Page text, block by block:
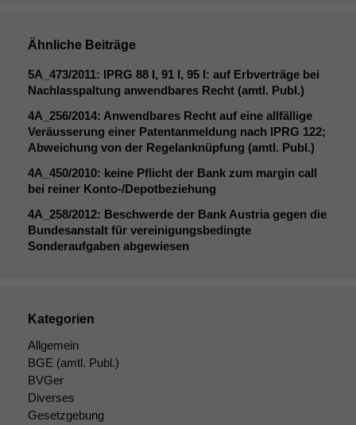
Ähnliche Beiträge
5A_473/2011: IPRG 88 I, 91 I, 95 I: auf Erbverträge bei
Nachlasspaltung anwendbares Recht (amtl. Publ.)
4A_256/2014: Anwendbares Recht auf eine allfällige
Veräusserung einer Patentanmeldung nach IPRG 122;
Abweichung von der Regelanknüpfung (amtl. Publ.)
4A_450/2010: keine Pflicht der Bank zum margin call
bei reiner Konto-/Depotbeziehung
4A_258/2012: Beschwerde der Bank Austria gegen die
Bundesanstalt für vereinigungsbedingte
Sonderaufgaben abgewiesen
Kategorien
Allgemein
BGE (amtl. Publ.)
BVGer
Diverses
Gesetzgebung
Cookies sind
nicht
optional, es
braucht sie,
damit die
korrekt
angezeigt
werden kann.